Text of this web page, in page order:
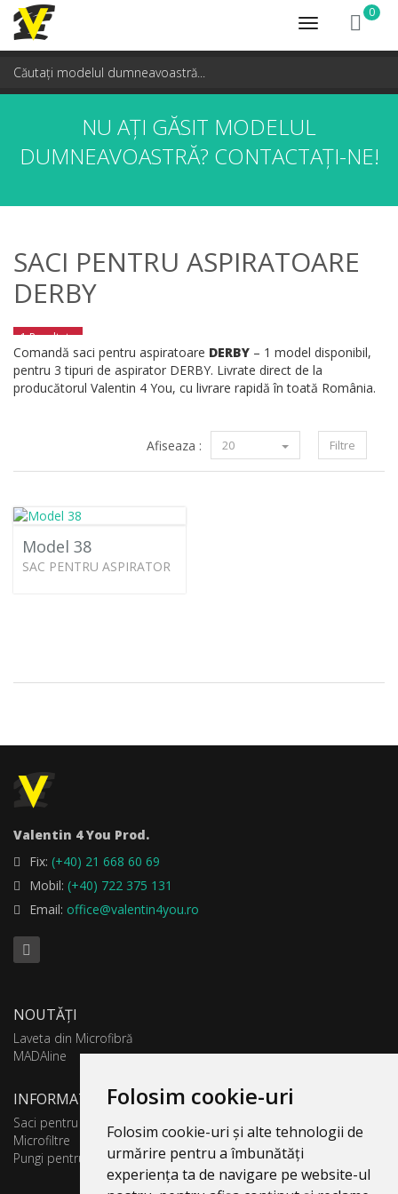
Folosim cookie-uri
Folosim cookie-uri și alte tehnologii de
urmărire pentru a îmbunătăți
experiența ta de navigare pe website-ul
Toggle
navigation
0
NU AȚI GĂSIT MODELUL
DUMNEAVOASTRĂ? CONTACTAȚI-NE!
SACI PENTRU ASPIRATOARE
DERBY
1 Rezultate
Comandă saci pentru aspiratoare DERBY – 1 model disponibil,
pentru 3 tipuri de aspirator DERBY. Livrate direct de la
producătorul Valentin 4 You, cu livrare rapidă în toată România.
Filtre
Afiseaza : 20
Model 38
SAC PENTRU ASPIRATOR
Valentin 4 You Prod.
Fix: (+40) 21 668 60 69
Mobil: (+40) 722 375 131
Email: office@valentin4you.ro
NOUTĂȚI
Laveta din Microfibră
MADAline
INFORMATII PRODUSE
Saci pentru aspirator
Microfiltre
Pungi pentru colectare praf